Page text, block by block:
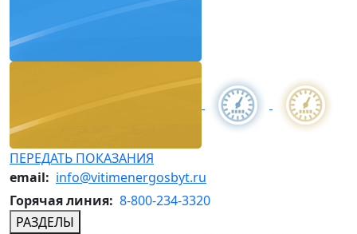
ПЕРЕДАТЬ ПОКАЗАНИЯ
email: info@vitimenergosbyt.ru
Горячая линия: 8-800-234-3320
РАЗДЕЛЫ